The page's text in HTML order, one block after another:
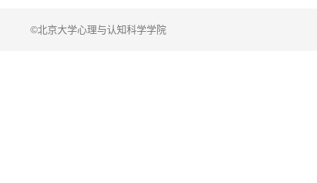
©北京大学心理与认知科学学院